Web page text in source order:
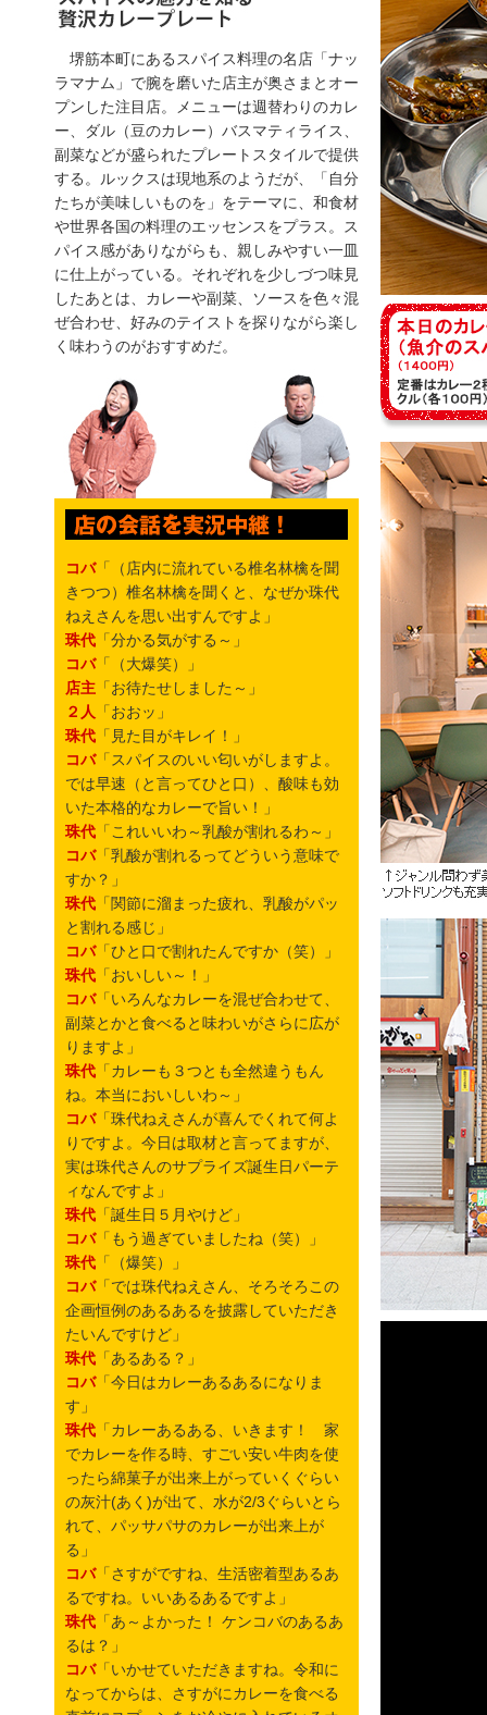
堺筋本町にあるスパイス料理の名店「ナッ
ラマナム」で腕を磨いた店主が奥さまとオー
プンした注目店。メニューは週替わりのカレ
ー、ダル（豆のカレー）バスマティライス、
副菜などが盛られたプレートスタイルで提供
する。ルックスは現地系のようだが、「自分
たちが美味しいものを」をテーマに、和食材
や世界各国の料理のエッセンスをプラス。ス
パイス感がありながらも、親しみやすい一皿
に仕上がっている。それぞれを少しづつ味見
したあとは、カレーや副菜、ソースを色々混
ぜ合わせ、好みのテイストを探りながら楽し
く味わうのがおすすめだ。
コバ「（店内に流れている椎名林檎を聞
きつつ）椎名林檎を聞くと、なぜか珠代
ねえさんを思い出すんですよ」
珠代 「分かる気がする～」
コバ「（大爆笑）」
店主 「お待たせしました～」
２人
「おおッ」
珠代 「見た目がキレイ！」
コバ「スパイスのいい匂いがしますよ。
では早速（と言ってひと口）、酸味も効
いた本格的なカレーで旨い！」
珠代 「これいいわ～乳酸が割れるわ～」
コバ「乳酸が割れるってどういう意味で
すか？」
珠代 「関節に溜まった疲れ、乳酸がパッ
と割れる感じ」
コバ「ひと口で割れたんですか（笑）」
珠代 「おいしい～！」
コバ「いろんなカレーを混ぜ合わせて、
副菜とかと食べると味わいがさらに広が
りますよ」
珠代 「カレーも３つとも全然違うもん
ね。本当においしいわ～」
コバ「珠代ねえさんが喜んでくれて何よ
りですよ。今日は取材と言ってますが、
実は珠代さんのサプライズ誕生日パーテ
ィなんですよ」
珠代 「誕生日５月やけど」
コバ「もう過ぎていましたね（笑）」
珠代 「（爆笑）」
コバ「では珠代ねえさん、そろそろこの
企画恒例のあるあるを披露していただき
たいんですけど」
珠代 「あるある？」
コバ「今日はカレーあるあるになりま
す」
珠代 「カレーあるある、いきます！ 家
でカレーを作る時、すごい安い牛肉を使
ったら綿菓子が出来上がっていくぐらい
の灰汁(あく)が出て、水が2/3ぐらいとら
れて、パッサパサのカレーが出来上が
る」
コバ「さすがですね、生活密着型あるあ
るですね。いいあるあるですよ」
珠代 「あ～よかった！ ケンコバのあるあ
るは？」
コバ「いかせていただきますね。令和に
なってからは、さすがにカレーを食べる